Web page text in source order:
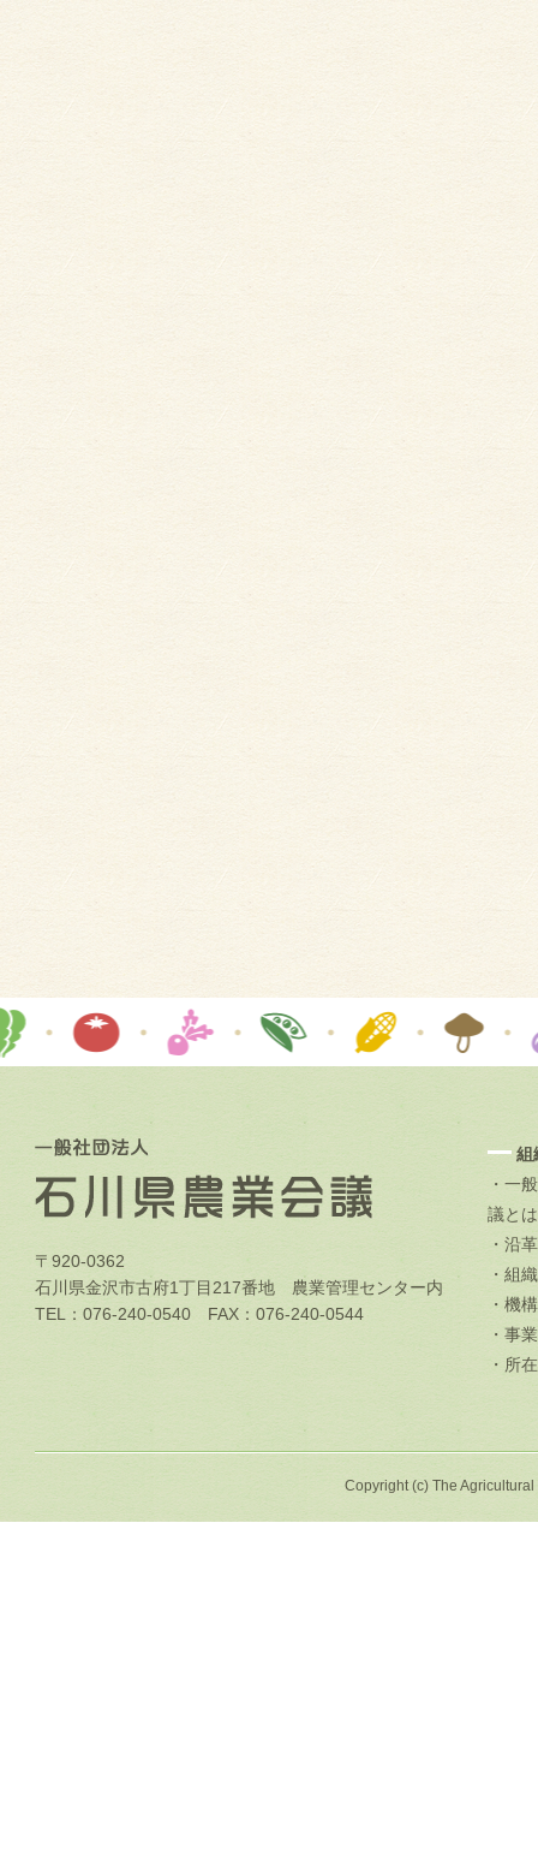
〒920-0362
石川県金沢市古府1丁目217番地 農業管理センター内
TEL：076-240-0540 FAX：076-240-0544
組
・一
議とは
・沿革
・組
・機
・事
・所
Copyright (c) The